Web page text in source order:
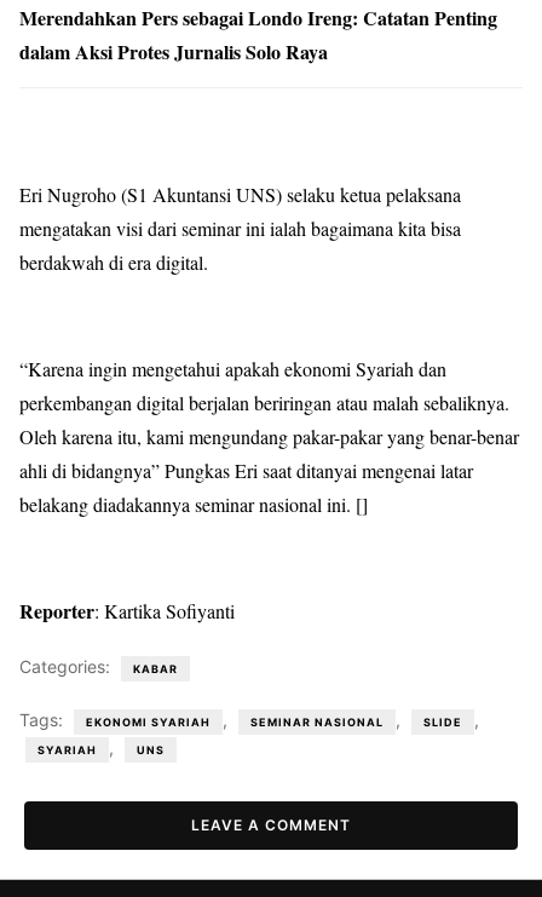
Merendahkan Pers sebagai Londo Ireng: Catatan Penting
dalam Aksi Protes Jurnalis Solo Raya
Eri Nugroho (S1 Akuntansi UNS) selaku ketua pelaksana
mengatakan visi dari seminar ini ialah bagaimana kita bisa
berdakwah di era digital.
“Karena ingin mengetahui apakah ekonomi Syariah dan
perkembangan digital berjalan beriringan atau malah sebaliknya.
Oleh karena itu, kami mengundang pakar-pakar yang benar-benar
ahli di bidangnya” Pungkas Eri saat ditanyai mengenai latar
belakang diadakannya seminar nasional ini. []
Reporter: Kartika Sofiyanti
Categories: KABAR
Tags: EKONOMI SYARIAH , SEMINAR NASIONAL , SLIDE ,
SYARIAH , UNS
LEAVE A COMMENT